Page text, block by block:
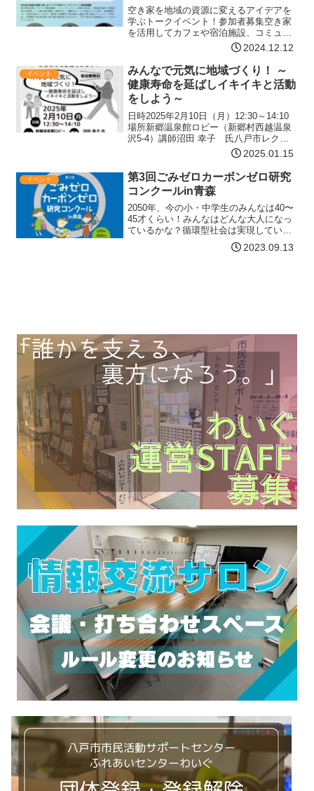
生む秘訣』
空き家を地域の資源に変えるアイデアを
学ぶトークイベント！参加者募集空き家
を活用してカフェや宿泊施設、コミュニ
ティスペース等を生み出し、移住者を増
やし地域活性化を実現している香川県三
豊市。第1部では、三豊市のキーマン2名
をゲストに迎え、成功事…【詳細はコチ
ラ】
2024.12.12
イベント
みんなで元気に地域づくり！ ～
健康寿命を延ばしイキイキと活動
をしよう～
日時2025年2月10日（月）12:30～14:10
場所新郷温泉館ロビー（新郷村西越温泉
沢5-4）講師沼田 幸子 氏八戸市レクリ
エーション協会「心の元気づくりをめざ
して、新しい生活様式にそったレク
を！」を合言葉に、 ニュースポーツフェ
スティ…【詳細はコチラ】
2025.01.15
イベント
第3回ごみゼロカーボンゼロ研究
コンクールin青森
2050年、今の小・中学生のみんなは40〜
45才くらい！みんなはどんな大人になっ
ているかな？循環型社会は実現している
かな？温暖化はどうなっているかな？そ
んな循環型社会を目指めざして、３Ｒ
2023.09.13